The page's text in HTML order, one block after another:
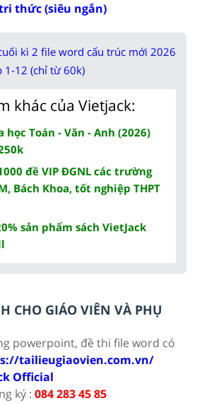
thức (siêu ngắn)
kì 2 file word cấu trúc mới 2026
1-12 (chỉ từ 60k)
khác của Vietjack:
học Toán - Văn - Anh (2026)
đề VIP ĐGNL các trường
Bách Khoa, tốt nghiệp THPT
sản phẩm sách VietJack
CHO GIÁO VIÊN VÀ PHỤ
powerpoint, đề thi file word có
tailieugiaovien.com.vn/
Official
ký : 084 283 45 85